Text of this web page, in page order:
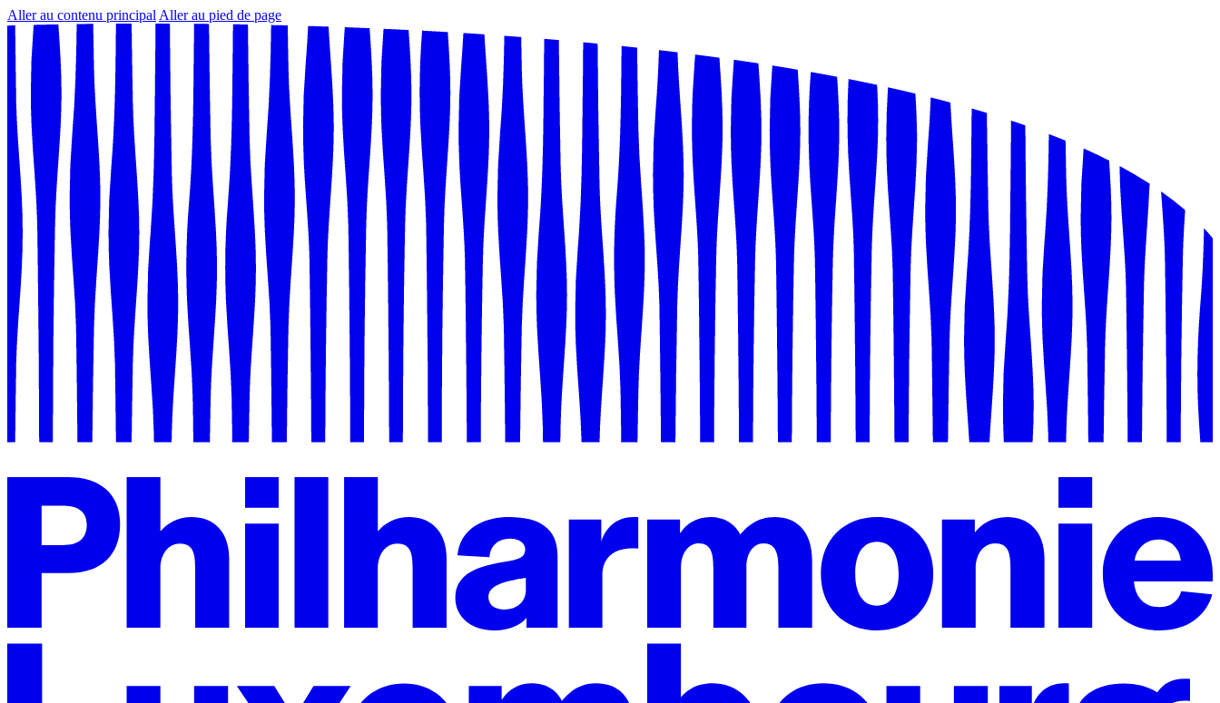
Aller au contenu principal Aller au pied de page